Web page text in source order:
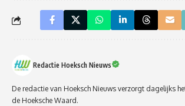
Redactie Hoeksch Nieuws
De redactie van Hoeksch Nieuws verzorgt dagelijks
de Hoeksche Waard.